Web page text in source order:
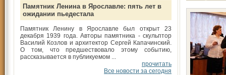
Памятник Ленина в Ярославле: пять лет в
ожидании пьедестала
Памятник Ленину в Ярославле был открыт 23
декабря 1939 года. Авторы памятника - скульптор
Василий Козлов и архитектор Сергей Капачинский.
О том, что предшествовало этому событию,
рассказывается в публикуемом ...
прочитать
Все новости за сегодня